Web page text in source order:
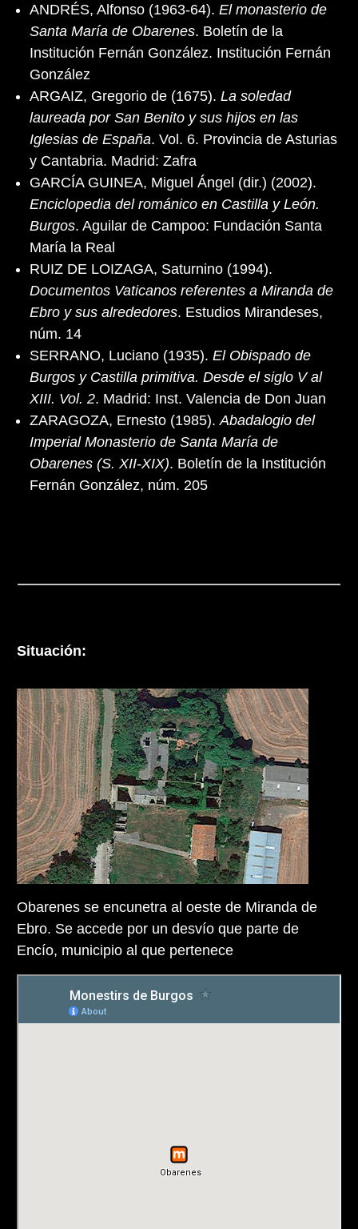
ANDRÉS, Alfonso (1963-64). El monasterio de
Santa María de Obarenes. Boletín de la
Institución Fernán González. Institución Fernán
González
ARGAIZ, Gregorio de (1675). La soledad
laureada por San Benito y sus hijos en las
Iglesias de España. Vol. 6. Provincia de Asturias
y Cantabria. Madrid: Zafra
GARCÍA GUINEA, Miguel Ángel (dir.) (2002).
Enciclopedia del románico en Castilla y León.
Burgos. Aguilar de Campoo: Fundación Santa
María la Real
RUIZ DE LOIZAGA, Saturnino (1994).
Documentos Vaticanos referentes a Miranda de
Ebro y sus alrededores. Estudios Mirandeses,
núm. 14
SERRANO, Luciano (1935). El Obispado de
Burgos y Castilla primitiva. Desde el siglo V al
XIII. Vol. 2. Madrid: Inst. Valencia de Don Juan
ZARAGOZA, Ernesto (1985). Abadalogio del
Imperial Monasterio de Santa María de
Obarenes (S. XII-XIX). Boletín de la Institución
Fernán González, núm. 205
Situación:
Obarenes se encunetra al oeste de Miranda de
Ebro. Se accede por un desvío que parte de
Encío, municipio al que pertenece